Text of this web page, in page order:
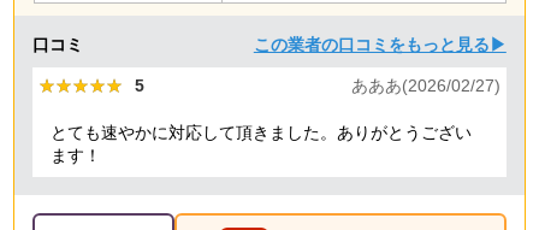
口コミ この業者の口コミをもっと見る▶
★★★★★
★★★★★ 5 あああ(2026/02/27)
とても速やかに対応して頂きました。ありがとうござい
ます！